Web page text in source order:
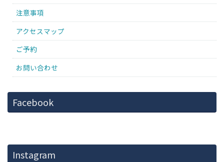
注意事項
アクセスマップ
ご予約
お問い合わせ
Facebook
Instagram